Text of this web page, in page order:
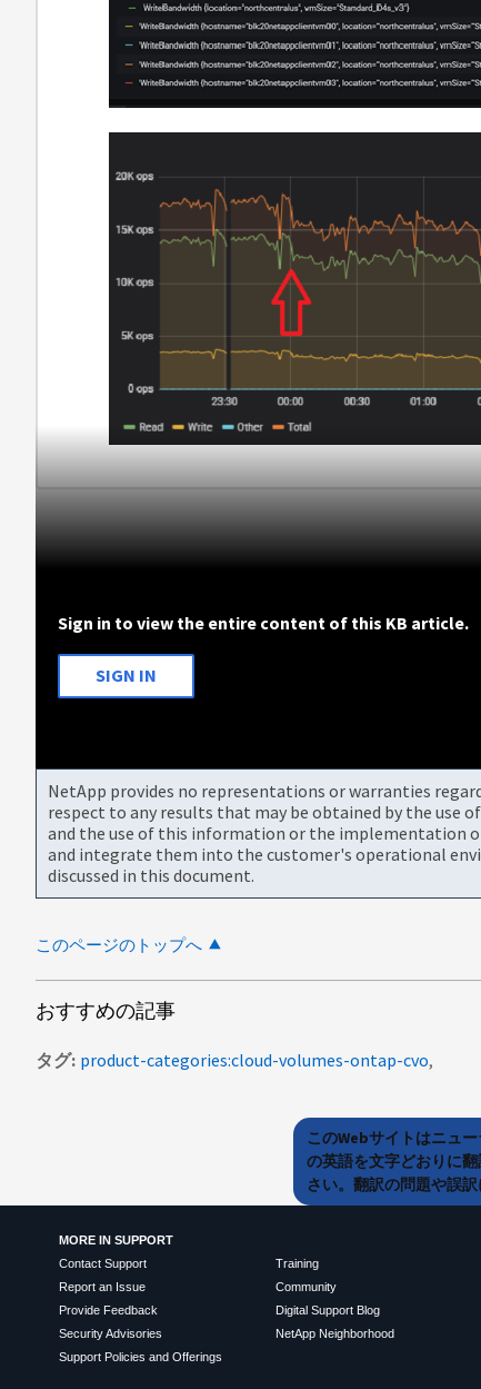
Sign in to view the entire content of this KB article.
SIGN IN
NetApp provides no representations or warranties
respect to any results that may be obtained by the use
and the use of this information or the implementation
and integrate them into the customer's operational
discussed in this document.
このページのトップへ
おすすめの記事
タグ product-categories:cloud-volumes-ontap-cvo
このWebサイトはニュ
の英語を文字どおりに
さい。翻訳の問題や誤
MORE IN SUPPORT
Contact Support
Report an Issue
Provide Feedback
Security Advisories
Support Policies and Offerings
Training
Community
Digital Support Blog
NetApp Neighborhood